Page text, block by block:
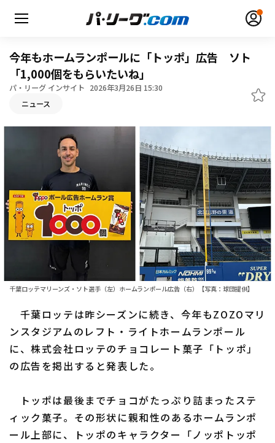
無料アカウント登録
日程・結果
順位表･成績
1軍公式戦
ファーム東地区
ファーム中地区
交流戦
選手名鑑
北海道日本ハムファイターズ
東北楽天ゴールデンイーグルス
千葉ロッテマリーンズ
オリックス・バファローズ
今年もホームランポールに「トッポ」広告 ソト
「1,000個をもらいたいね」
パ・リーグ インサイト 2026年3月26日 15:30
ニュース
千葉ロッテマリーンズ・ソト選手（左）ホームランポール広告（右）【写真：球団提供】
千葉ロッテは昨シーズンに続き、今年もZOZOマリ
ンスタジアムのレフト・ライトホームランポール
に、株式会社ロッテのチョコレート菓子「トッポ」
の広告を掲出すると発表した。
トッポは最後までチョコがたっぷり詰まったステ
ィック菓子。その形状に親和性のあるホームランポ
ール上部に、トッポのキャラクター「ノッポトッポ